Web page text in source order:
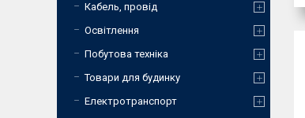
Кабель, провід
Освітлення
Побутова техніка
Товари для будинку
Електротранспорт